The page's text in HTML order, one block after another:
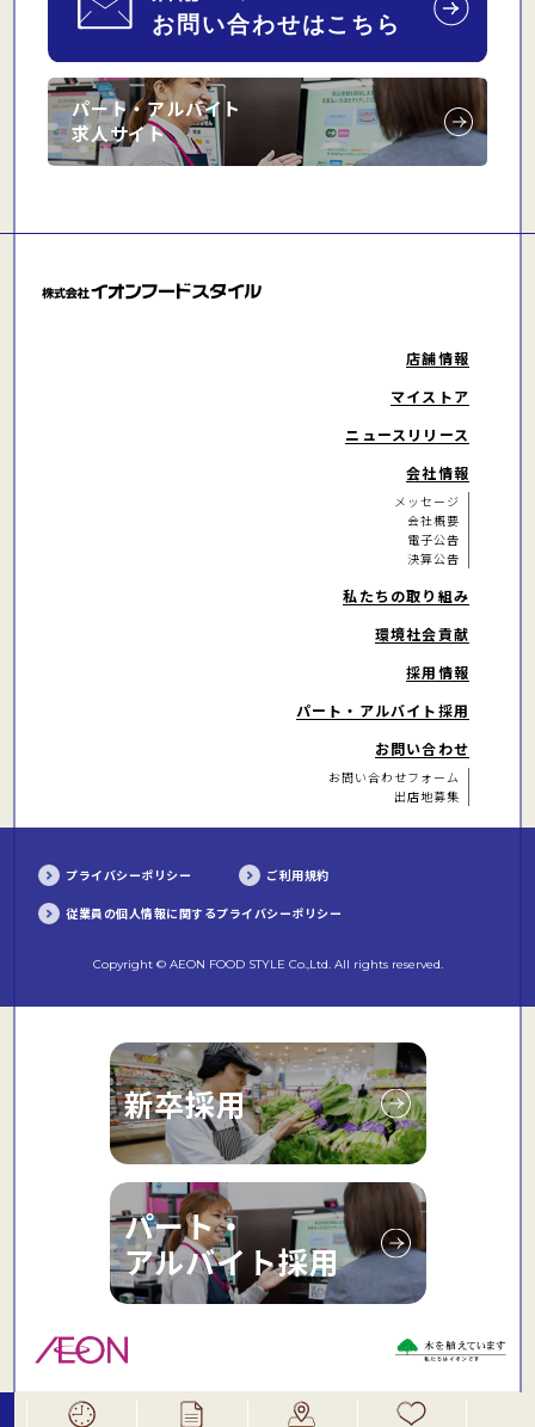
パート・アルバイト
求人サイト
店舗情報
マイストア
ニュースリリース
会社情報
メッセージ
会社概要
電子公告
決算公告
私たちの取り組み
環境社会貢献
採用情報
パート・アルバイト採用
お問い合わせ
お問い合わせフォーム
出店地募集
プライバシーポリシー ご利用規約
従業員の個人情報に関するプライバシーポリシー
Copyright © AEON FOOD STYLE Co.,Ltd. All rights reserved.
新卒採用
パート・
アルバイト採用